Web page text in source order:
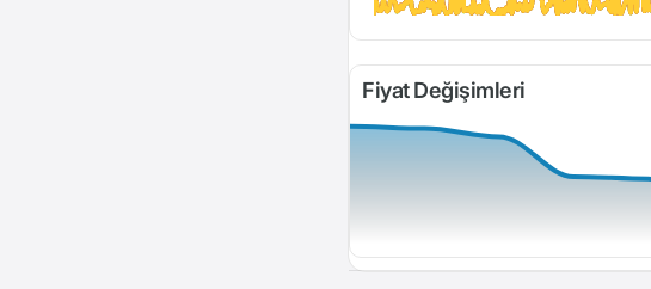
Fiyat Değişimleri